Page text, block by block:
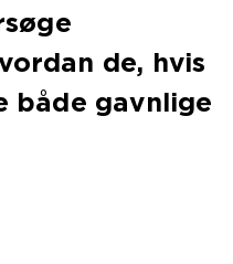
de, hvis
både gavnlige